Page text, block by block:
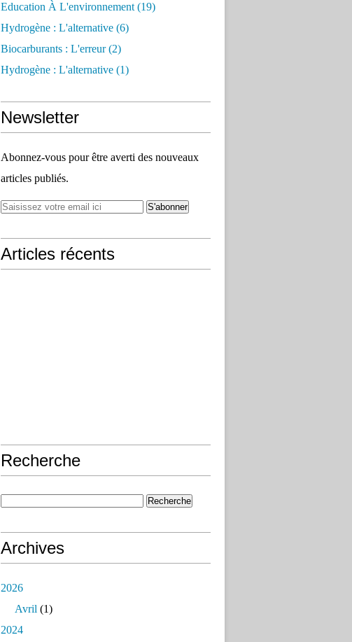
Education À L'environnement (19)
Hydrogène : L'alternative (6)
Biocarburants : L'erreur(2)
Hydrogène : L'alternative (1)
Newsletter
Abonnez-vous pour être averti des nouveaux
articles publiés.
Articles récents
Recherche
Archives
2026
Avril (1)
2024